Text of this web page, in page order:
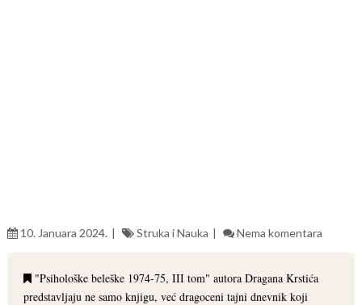
10. Januara 2024. Struka i Nauka Nema komentara
"Psihološke beleške 1974-75, III tom" autora Dragana Krstića
predstavljaju ne samo knjigu, već dragoceni tajni dnevnik koji